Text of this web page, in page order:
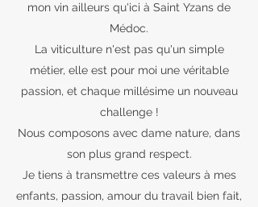
mon vin ailleurs qu'ici à Saint Yzans de
Médoc.
La viticulture n'est pas qu'un simple
métier, elle est pour moi une véritable
passion, et chaque millésime un nouveau
challenge !
Nous composons avec dame nature, dans
son plus grand respect.
Je tiens à transmettre ces valeurs à mes
enfants, passion, amour du travail bien fait,